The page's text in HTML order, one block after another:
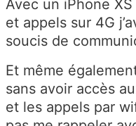
Avec un iPhone
et appels sur 4G
soucis de
Et même
sans avoir accès
et les appels par